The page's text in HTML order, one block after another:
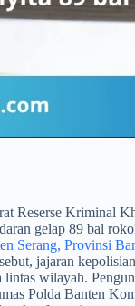
Reserse Kriminal
gelap 89 bal
Serang, Provinsi
jajaran
lintas wilayah.
Polda Banten